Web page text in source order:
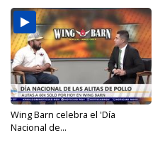
Wing Barn celebra el 'Día
Nacional de...